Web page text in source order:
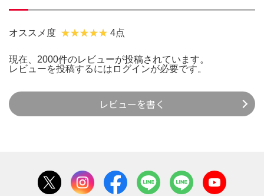
オススメ度 4点
現在、2000件のレビューが投稿されています。
レビューを投稿するには ログインが必要です。
レビューを書く